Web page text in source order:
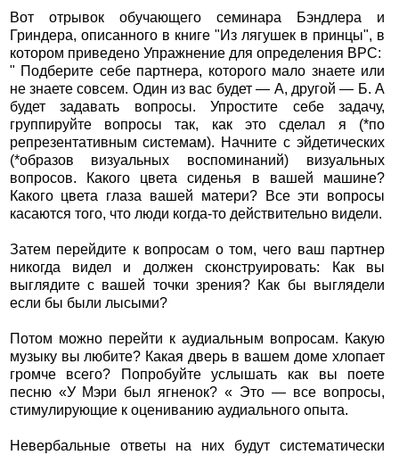
Вот отрывок обучающего семинара Бэндлера и
Гриндера, описанного в книге "Из лягушек в принцы", в
котором приведено Упражнение для определения ВРС:
" Подберите себе партнера, которого мало знаете или
не знаете совсем. Один из вас будет — А, другой — Б. А
будет задавать вопросы. Упростите себе задачу,
группируйте вопросы так, как это сделал я (*по
репрезентативным системам). Начните с эйдетических
(*образов визуальных воспоминаний) визуальных
вопросов. Какого цвета сиденья в вашей машине?
Какого цвета глаза вашей матери? Все эти вопросы
касаются того, что люди когда-то действительно видели.
Затем перейдите к вопросам о том, чего ваш партнер
никогда видел и должен сконструировать: Как вы
выглядите с вашей точки зрения? Как бы выглядели
если бы были лысыми?
Потом можно перейти к аудиальным вопросам. Какую
музыку вы любите? Какая дверь в вашем доме хлопает
громче всего? Попробуйте услышать как вы поете
песню «У Мэри был ягненок? « Это — все вопросы,
стимулирующие к оцениванию аудиального опыта.
Невербальные ответы на них будут систематически